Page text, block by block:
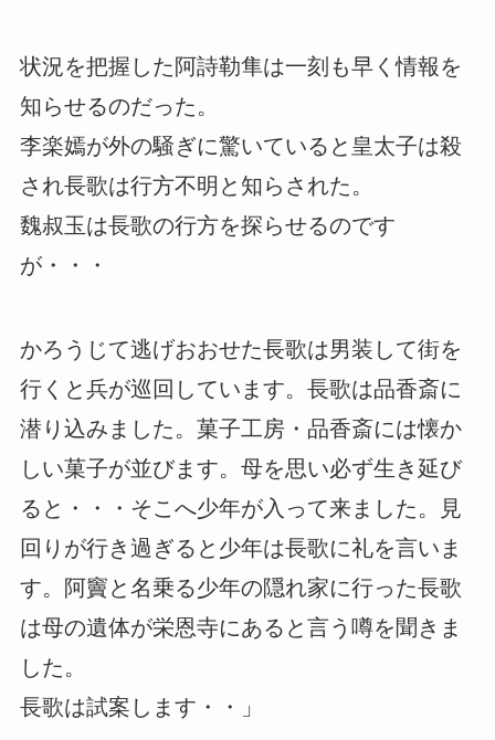
状況を把握した阿詩勒隼は一刻も早く情報を
知らせるのだった。
李楽嫣が外の騒ぎに驚いていると皇太子は殺
され長歌は行方不明と知らされた。
魏叔玉は長歌の行方を探らせるのです
が・・・
かろうじて逃げおおせた長歌は男装して街を
行くと兵が巡回しています。長歌は品香斎に
潜り込みました。菓子工房・品香斎には懐か
しい菓子が並びます。母を思い必ず生き延び
ると・・・そこへ少年が入って来ました。見
回りが行き過ぎると少年は長歌に礼を言いま
す。阿竇と名乗る少年の隠れ家に行った長歌
は母の遺体が栄恩寺にあると言う噂を聞きま
した。
長歌は試案します・・」